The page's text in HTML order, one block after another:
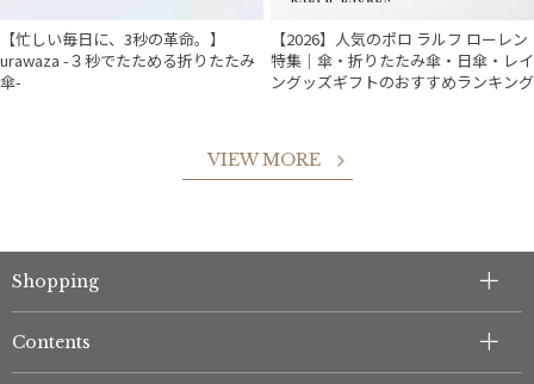
件
【忙しい毎日に、3秒の革命。】
urawaza -３秒でたためる折りたたみ
傘-
【2026】人気のポロ ラルフ ローレン
特集｜傘・折りたたみ傘・日傘・レイ
ングッズギフトのおすすめランキング
VIEW MORE
Shopping
Contents